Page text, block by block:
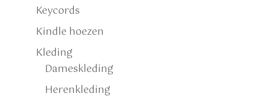
Keycords
Kindle hoezen
Kleding
Dameskleding
Herenkleding